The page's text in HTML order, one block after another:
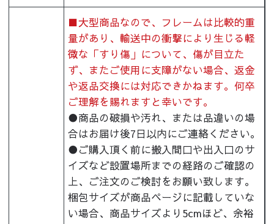
■大型商品なので、フレームは比較的重
量があり、輸送中の衝撃により生じる軽
微な「すり傷」について、傷が目立た
ず、またご使用に支障がない場合、返金
や返品交換には対応できかねます。何卒
ご理解を賜れますと幸いです。
●商品の破損や汚れ、または品違いの場
合はお届け後7日以内にご連絡ください。
●ご購入頂く前に搬入間口や出入口のサ
イズなど設置場所までの経路のご確認の
上、ご注文のご検討をお願い致します。
梱包サイズが商品ページに記載していな
い場合、商品サイズより5cmほど、余裕